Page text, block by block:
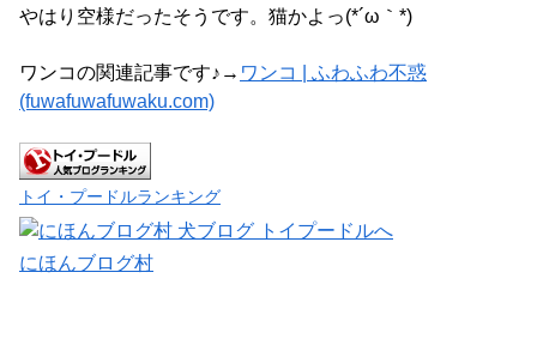
やはり空様だったそうです。猫かよっ(*´ω｀*)
ワンコの関連記事です♪→ ワンコ | ふわふわ不惑
(fuwafuwafuwaku.com)
トイ・プードルランキング
にほんブログ村